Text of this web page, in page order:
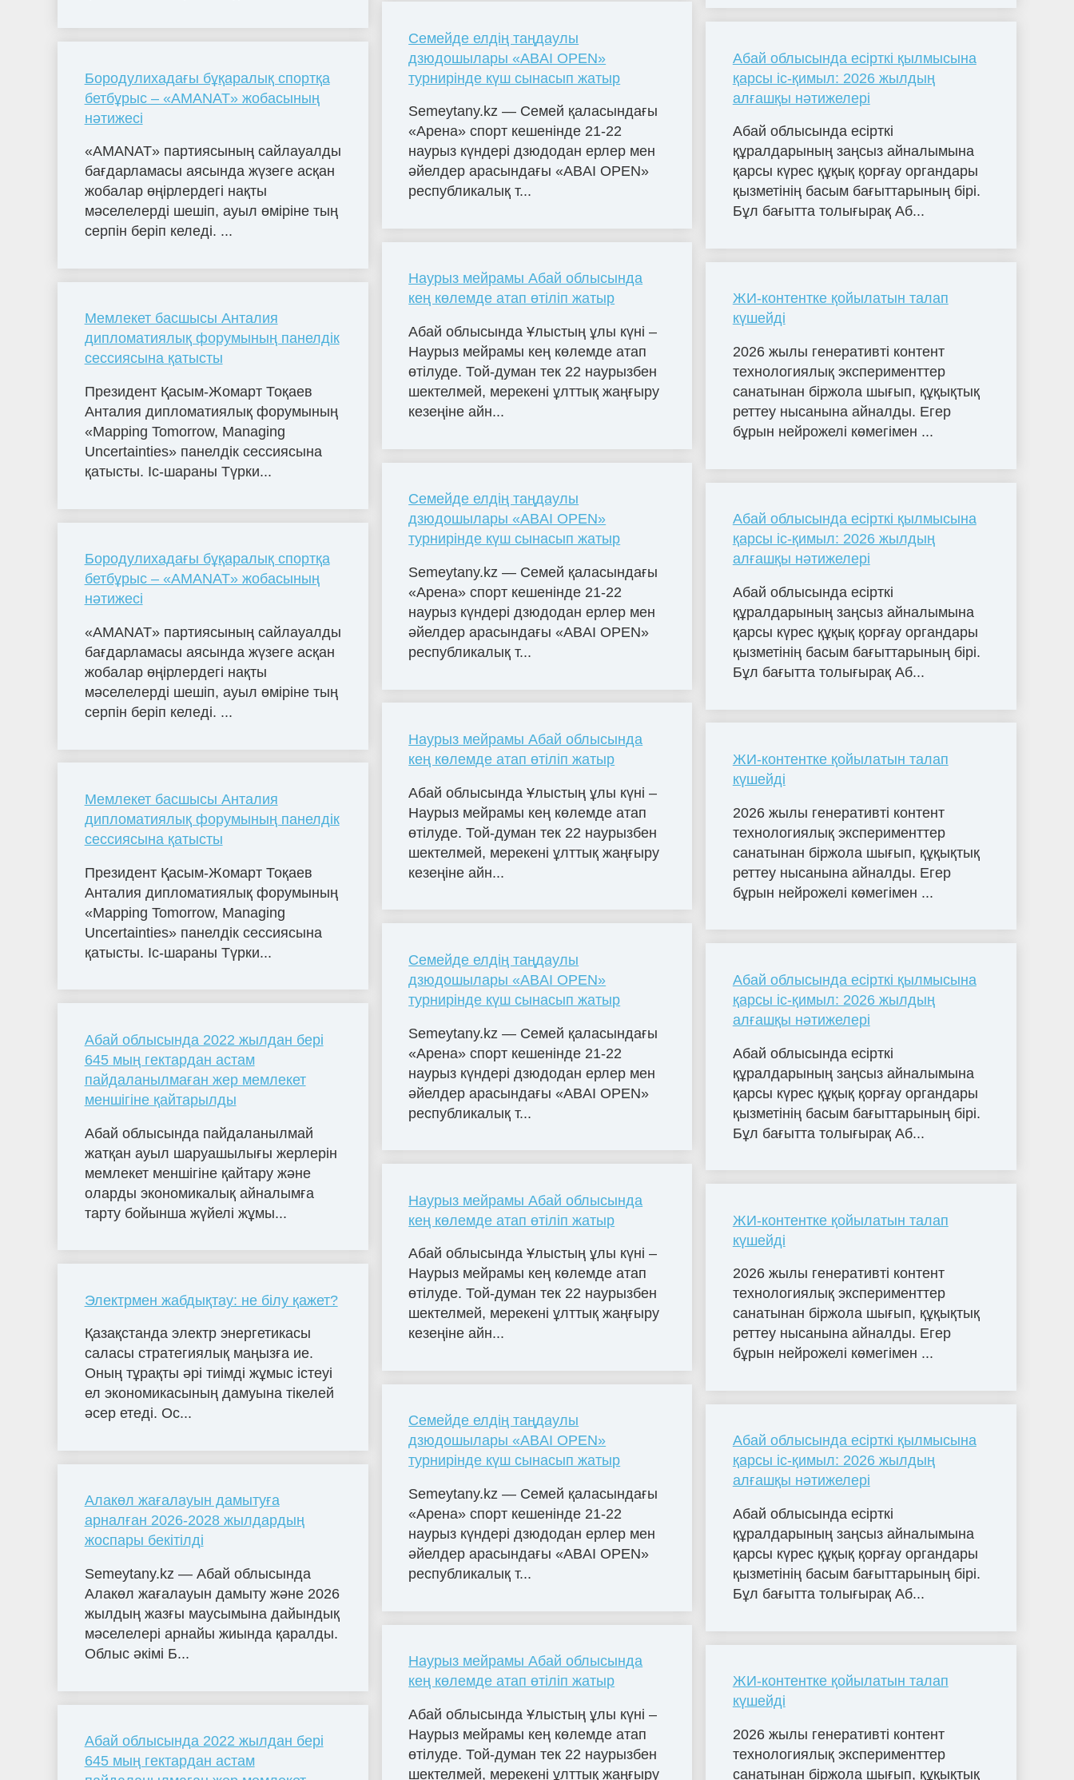
Бородулихадағы бұқаралық спортқа
бетбұрыс – «AMANAT» жобасының
нәтижесі
«AMANAT» партиясының сайлауалды
бағдарламасы аясында жүзеге асқан
жобалар өңірлердегі нақты
мәселелерді шешіп, ауыл өміріне тың
серпін беріп келеді. ...
Мемлекет басшысы Анталия
дипломатиялық форумының панелдік
сессиясына қатысты
Президент Қасым-Жомарт Тоқаев
Анталия дипломатиялық форумының
«Mapping Tomorrow, Managing
Uncertainties» панелдік сессиясына
қатысты. Іс-шараны Түрки...
Бородулихадағы бұқаралық спортқа
бетбұрыс – «AMANAT» жобасының
нәтижесі
«AMANAT» партиясының сайлауалды
бағдарламасы аясында жүзеге асқан
жобалар өңірлердегі нақты
мәселелерді шешіп, ауыл өміріне тың
серпін беріп келеді. ...
Мемлекет басшысы Анталия
дипломатиялық форумының панелдік
сессиясына қатысты
Президент Қасым-Жомарт Тоқаев
Анталия дипломатиялық форумының
«Mapping Tomorrow, Managing
Uncertainties» панелдік сессиясына
қатысты. Іс-шараны Түрки...
Абай облысында 2022 жылдан бері
645 мың гектардан астам
пайдаланылмаған жер мемлекет
меншігіне қайтарылды
Абай облысында пайдаланылмай
жатқан ауыл шаруашылығы жерлерін
мемлекет меншігіне қайтару және
оларды экономикалық айналымға
тарту бойынша жүйелі жұмы...
Электрмен жабдықтау: не білу қажет?
Қазақстанда электр энергетикасы
саласы стратегиялық маңызға ие.
Оның тұрақты әрі тиімді жұмыс істеуі
ел экономикасының дамуына тікелей
әсер етеді. Ос...
Алакөл жағалауын дамытуға
арналған 2026-2028 жылдардың
жоспары бекітілді
Semeytany.kz — Абай облысында
Алакөл жағалауын дамыту және 2026
жылдың жазғы маусымына дайындық
мәселелері арнайы жиында қаралды.
Облыс әкімі Б...
Абай облысында 2022 жылдан бері
645 мың гектардан астам
Семейде елдің таңдаулы
дзюдошылары «ABAI OPEN»
турнирінде күш сынасып жатыр
Semeytany.kz — Семей қаласындағы
«Арена» спорт кешенінде 21-22
наурыз күндері дзюдодан ерлер мен
әйелдер арасындағы «ABAI OPEN»
республикалық т...
Наурыз мейрамы Абай облысында
кең көлемде атап өтіліп жатыр
Абай облысында Ұлыстың ұлы күні –
Наурыз мейрамы кең көлемде атап
өтілуде. Той-думан тек 22 наурызбен
шектелмей, мерекені ұлттық жаңғыру
кезеңіне айн...
Семейде елдің таңдаулы
дзюдошылары «ABAI OPEN»
турнирінде күш сынасып жатыр
Semeytany.kz — Семей қаласындағы
«Арена» спорт кешенінде 21-22
наурыз күндері дзюдодан ерлер мен
әйелдер арасындағы «ABAI OPEN»
республикалық т...
Наурыз мейрамы Абай облысында
кең көлемде атап өтіліп жатыр
Абай облысында Ұлыстың ұлы күні –
Наурыз мейрамы кең көлемде атап
өтілуде. Той-думан тек 22 наурызбен
шектелмей, мерекені ұлттық жаңғыру
кезеңіне айн...
Семейде елдің таңдаулы
дзюдошылары «ABAI OPEN»
турнирінде күш сынасып жатыр
Semeytany.kz — Семей қаласындағы
«Арена» спорт кешенінде 21-22
наурыз күндері дзюдодан ерлер мен
әйелдер арасындағы «ABAI OPEN»
республикалық т...
Наурыз мейрамы Абай облысында
кең көлемде атап өтіліп жатыр
Абай облысында Ұлыстың ұлы күні –
Наурыз мейрамы кең көлемде атап
өтілуде. Той-думан тек 22 наурызбен
шектелмей, мерекені ұлттық жаңғыру
кезеңіне айн...
Семейде елдің таңдаулы
дзюдошылары «ABAI OPEN»
турнирінде күш сынасып жатыр
Semeytany.kz — Семей қаласындағы
«Арена» спорт кешенінде 21-22
наурыз күндері дзюдодан ерлер мен
әйелдер арасындағы «ABAI OPEN»
республикалық т...
Наурыз мейрамы Абай облысында
кең көлемде атап өтіліп жатыр
Абай облысында Ұлыстың ұлы күні –
Наурыз мейрамы кең көлемде атап
өтілуде. Той-думан тек 22 наурызбен
шектелмей, мерекені ұлттық жаңғыру
Абай облысында есірткі қылмысына
қарсы іс-қимыл: 2026 жылдың
алғашқы нәтижелері
Абай облысында есірткі
құралдарының заңсыз айналымына
қарсы күрес құқық қорғау органдары
қызметінің басым бағыттарының бірі.
Бұл бағытта толығырақ Аб...
ЖИ-контентке қойылатын талап
күшейді
2026 жылы генеративті контент
технологиялық эксперименттер
санатынан біржола шығып, құқықтық
реттеу нысанына айналды. Егер
бұрын нейрожелі көмегімен ...
Абай облысында есірткі қылмысына
қарсы іс-қимыл: 2026 жылдың
алғашқы нәтижелері
Абай облысында есірткі
құралдарының заңсыз айналымына
қарсы күрес құқық қорғау органдары
қызметінің басым бағыттарының бірі.
Бұл бағытта толығырақ Аб...
ЖИ-контентке қойылатын талап
күшейді
2026 жылы генеративті контент
технологиялық эксперименттер
санатынан біржола шығып, құқықтық
реттеу нысанына айналды. Егер
бұрын нейрожелі көмегімен ...
Абай облысында есірткі қылмысына
қарсы іс-қимыл: 2026 жылдың
алғашқы нәтижелері
Абай облысында есірткі
құралдарының заңсыз айналымына
қарсы күрес құқық қорғау органдары
қызметінің басым бағыттарының бірі.
Бұл бағытта толығырақ Аб...
ЖИ-контентке қойылатын талап
күшейді
2026 жылы генеративті контент
технологиялық эксперименттер
санатынан біржола шығып, құқықтық
реттеу нысанына айналды. Егер
бұрын нейрожелі көмегімен ...
Абай облысында есірткі қылмысына
қарсы іс-қимыл: 2026 жылдың
алғашқы нәтижелері
Абай облысында есірткі
құралдарының заңсыз айналымына
қарсы күрес құқық қорғау органдары
қызметінің басым бағыттарының бірі.
Бұл бағытта толығырақ Аб...
ЖИ-контентке қойылатын талап
күшейді
2026 жылы генеративті контент
технологиялық эксперименттер
санатынан біржола шығып, құқықтық